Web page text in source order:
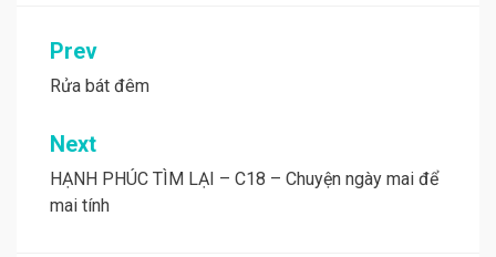
Post
navigation
Prev
Rửa bát đêm
Next
HẠNH PHÚC TÌM LẠI – C18 – Chuyện ngày mai để
mai tính